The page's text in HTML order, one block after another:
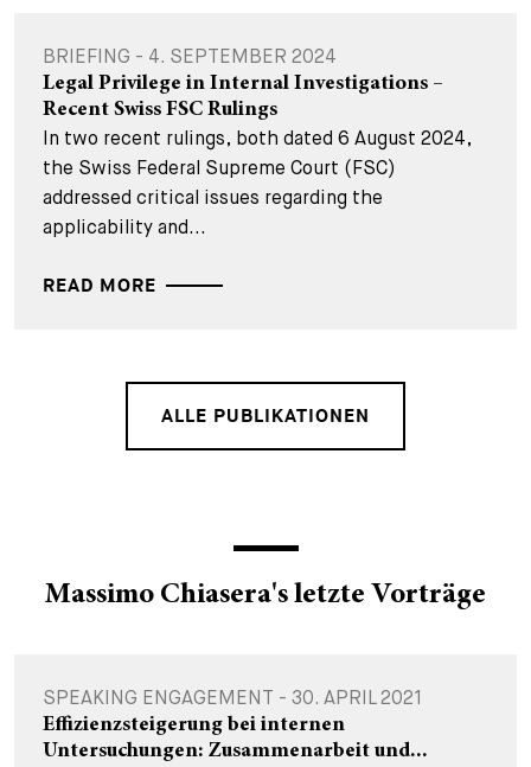
BRIEFING - 4. SEPTEMBER 2024
Legal Privilege in Internal Investigations –
Recent Swiss FSC Rulings
In two recent rulings, both dated 6 August 2024,
the Swiss Federal Supreme Court (FSC)
addressed critical issues regarding the
applicability and...
READ MORE
ALLE PUBLIKATIONEN
Massimo Chiasera's letzte Vorträge
SPEAKING ENGAGEMENT - 30. APRIL 2021
Effizienzsteigerung bei internen
Untersuchungen: Zusammenarbeit und...